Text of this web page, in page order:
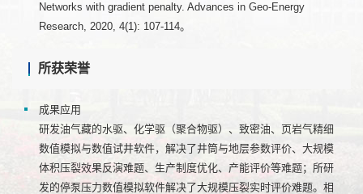
Networks with gradient penalty. Advances in Geo-Energy
Research, 2020, 4(1): 107-114。
所获荣誉
成果应用
研发油气藏的水驱、化学驱（聚合物驱）、致密油、页岩气精细
数值模拟与数值试井软件，解决了井筒与地层参数评价、大规模
体积压裂效果反演难题、生产制度优化、产能评价等难题；所研
发的停泵压力数值模拟软件解决了大规模压裂实时评价难题。相